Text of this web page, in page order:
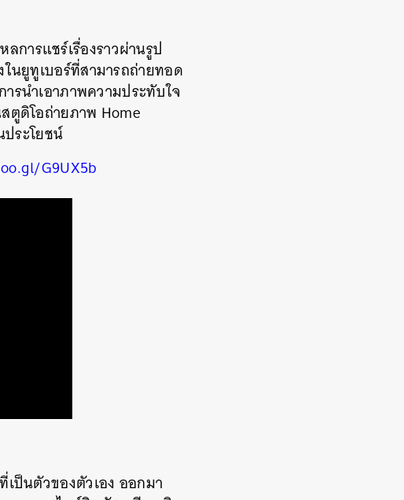
ารแชร์เรื่องราวผ่านรูป
นยูทูเบอร์ที่สามารถถ่ายทอด
รนำเอาภาพความประทับใจ
ตูดิโอถ่ายภาพ Home
ระโยชน์
G9UX5b
ป็นตัวของตัวเอง ออกมา